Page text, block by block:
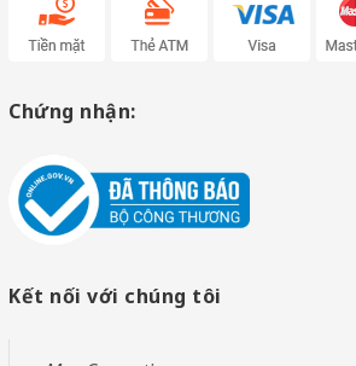
Chứng nhận:
Kết nối với chúng tôi